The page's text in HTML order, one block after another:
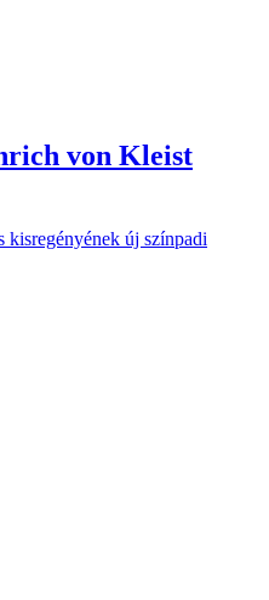
von Kleist
új színpadi